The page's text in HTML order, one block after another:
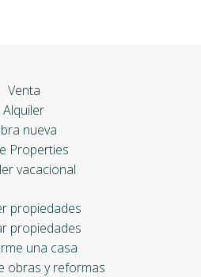
Venta
Alquiler
nueva
Properties
vacacional
propiedades
propiedades
una casa
obras y reformas